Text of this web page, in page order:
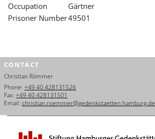
Leichte Sprache Back
Dansk
Español
Occupation
Gärtner
Prisoner Number49501
CONTACT
Christian Römmer
Phone: +49 40 428131526
Fax: +49 40 428131501
Email: christian.roemmer@gedenkstaetten.hamburg.de